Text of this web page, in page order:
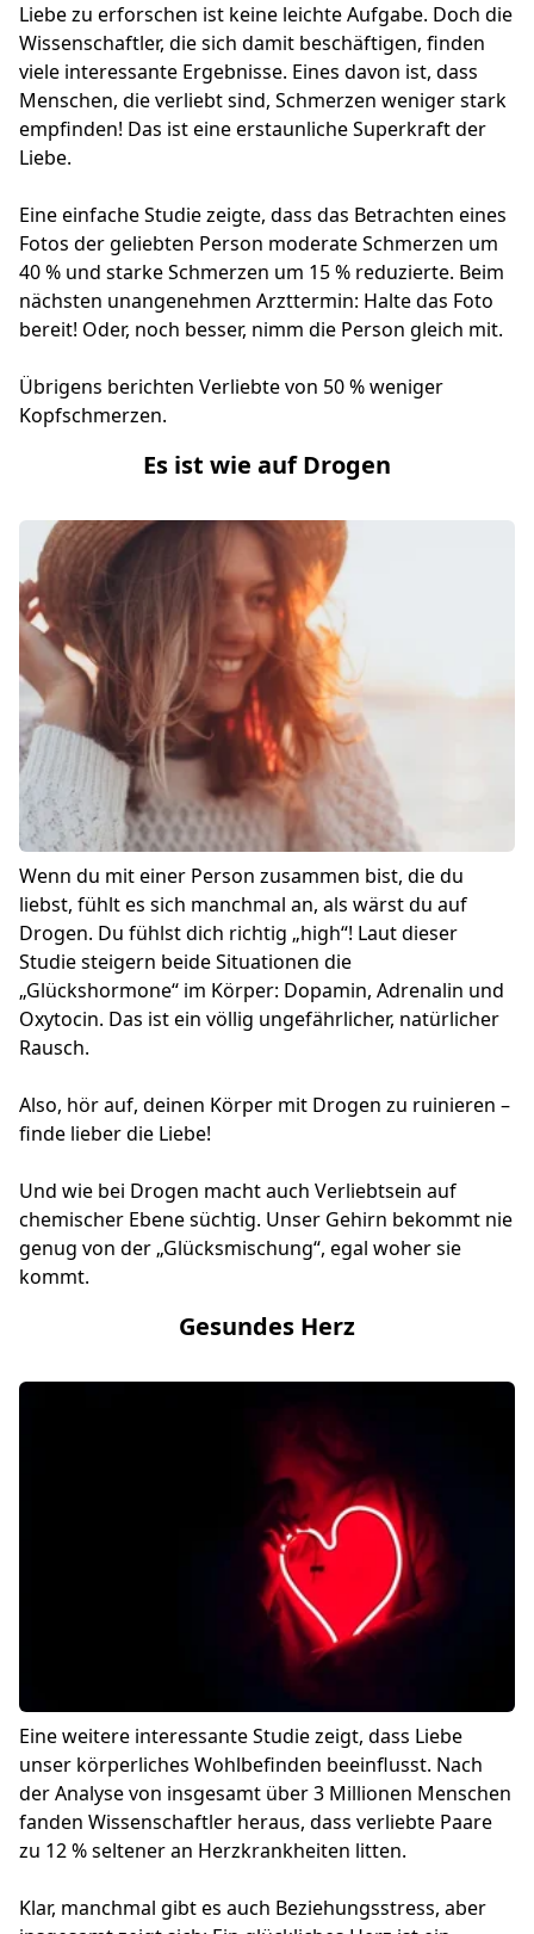
Liebe zu erforschen ist keine leichte Aufgabe. Doch die
Wissenschaftler, die sich damit beschäftigen, finden
viele interessante Ergebnisse. Eines davon ist, dass
Menschen, die verliebt sind, Schmerzen weniger stark
empfinden! Das ist eine erstaunliche Superkraft der
Liebe.
Eine einfache Studie zeigte, dass das Betrachten eines
Fotos der geliebten Person moderate Schmerzen um
40 % und starke Schmerzen um 15 % reduzierte. Beim
nächsten unangenehmen Arzttermin: Halte das Foto
bereit! Oder, noch besser, nimm die Person gleich mit.
Übrigens berichten Verliebte von 50 % weniger
Kopfschmerzen.
Es ist wie auf Drogen
Wenn du mit einer Person zusammen bist, die du
liebst, fühlt es sich manchmal an, als wärst du auf
Drogen. Du fühlst dich richtig „high“! Laut dieser
Studie steigern beide Situationen die
„Glückshormone“ im Körper: Dopamin, Adrenalin und
Oxytocin. Das ist ein völlig ungefährlicher, natürlicher
Rausch.
Also, hör auf, deinen Körper mit Drogen zu ruinieren –
finde lieber die Liebe!
Und wie bei Drogen macht auch Verliebtsein auf
chemischer Ebene süchtig. Unser Gehirn bekommt nie
genug von der „Glücksmischung“, egal woher sie
kommt.
Gesundes Herz
Eine weitere interessante Studie zeigt, dass Liebe
unser körperliches Wohlbefinden beeinflusst. Nach
der Analyse von insgesamt über 3 Millionen Menschen
fanden Wissenschaftler heraus, dass verliebte Paare
zu 12 % seltener an Herzkrankheiten litten.
Klar, manchmal gibt es auch Beziehungsstress, aber